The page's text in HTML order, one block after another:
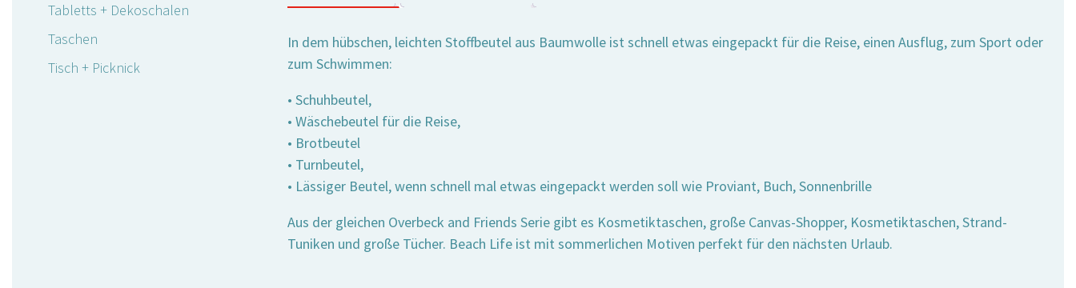
Tabletts + Dekoschalen
Taschen
Tisch + Picknick
In dem hübschen, leichten Stoffbeutel aus Baumwolle ist schnell etwas eingepackt für die Reise, einen Ausflug, zum Sport oder
zum Schwimmen:
• Schuhbeutel,
• Wäschebeutel für die Reise,
• Brotbeutel
• Turnbeutel,
• Lässiger Beutel, wenn schnell mal etwas eingepackt werden soll wie Proviant, Buch, Sonnenbrille
Aus der gleichen Overbeck and Friends Serie gibt es Kosmetiktaschen, große Canvas-Shopper, Kosmetiktaschen, Strand-
Tuniken und große Tücher. Beach Life ist mit sommerlichen Motiven perfekt für den nächsten Urlaub.